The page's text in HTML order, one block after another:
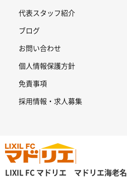
代表スタッフ紹介
ブログ
お問い合わせ
個人情報保護方針
免責事項
採用情報・求人募集
LIXIL FC マドリエ マドリエ海老名